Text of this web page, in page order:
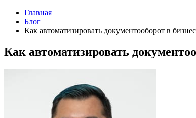
Главная
Блог
Как автоматизировать документооборот в
Как автоматизировать